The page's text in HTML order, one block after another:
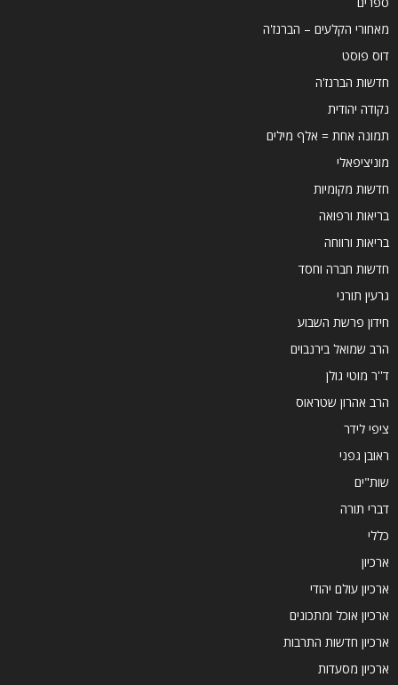
מאחורי הקלעים – הברנז'ה
דוס פוסט
חדשות הברנז'ה
נקודה יהודית
תמונה אחת = אלף מילים
מוניציפאלי
חדשות מקומיות
בריאות ורפואה
בריאות ורווחה
חדשות חברה וחסד
גרעין תורני
חידון פרשת השבוע
הרב שמואל בירנבוים
ד''ר מוטי גולן
הרב אהרון שטראוס
ציפי לידר
ראובן גפני
שות"ים
דברי תורה
כללי
ארכיון
ארכיון עולם יהודי
ארכיון אוכל ומתכונים
ארכיון חדשות התרבות
ארכיון מסעדות